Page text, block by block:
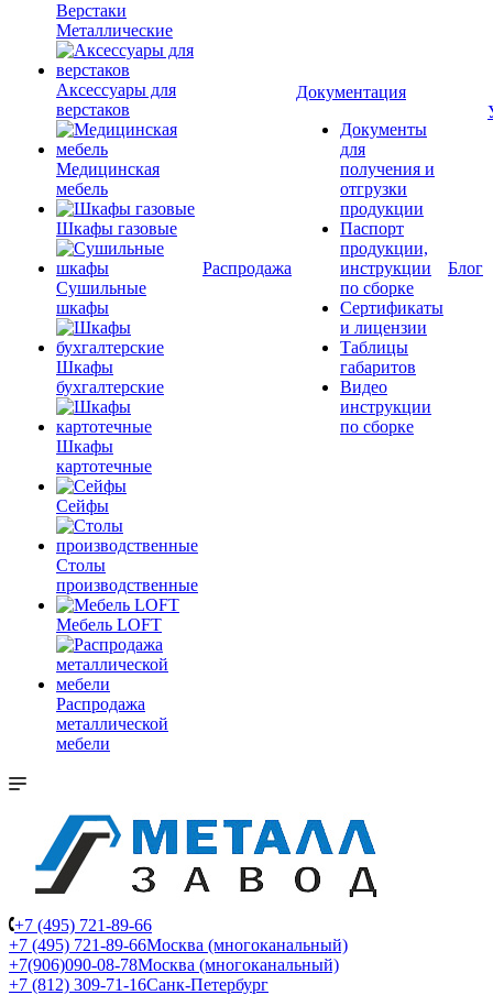
Верстаки
Металлические
Аксессуары для
верстаков
Медицинская
мебель
Шкафы газовые
Сушильные
шкафы
Шкафы
бухгалтерские
Шкафы
картотечные
Сейфы
Столы
производственные
Мебель LOFT
Распродажа
металлической
мебели
Распродажа
Документация
Документы
для
получения и
отгрузки
продукции
Паспорт
продукции,
инструкции
по сборке
Сертификаты
и лицензии
Таблицы
габаритов
Видео
инструкции
по сборке
Блог
+7 (495) 721-89-66
+7 (495) 721-89-66Москва (многоканальный)
+7(906)090-08-78Москва (многоканальный)
+7 (812) 309-71-16Санк-Петербург